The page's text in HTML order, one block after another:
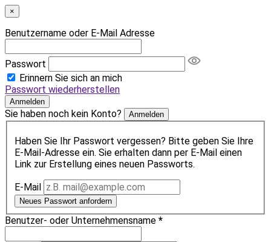
×
Benutzername oder E-Mail Adresse
Passwort
Erinnern Sie sich an mich
Passwort wiederherstellen
Anmelden
Sie haben noch kein Konto? Anmelden
Haben Sie Ihr Passwort vergessen? Bitte geben Sie Ihre
E-Mail-Adresse ein. Sie erhalten dann per E-Mail einen
Link zur Erstellung eines neuen Passworts.
E-Mail
Neues Passwort anfordern
Benutzer- oder Unternehmensname *